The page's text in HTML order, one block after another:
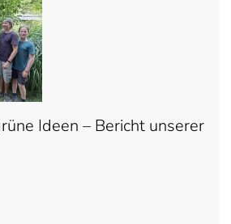
Ideen – Bericht unserer